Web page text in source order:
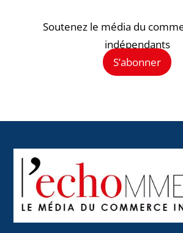
Soutenez le média du
indépendants
S’abonner
To
Top